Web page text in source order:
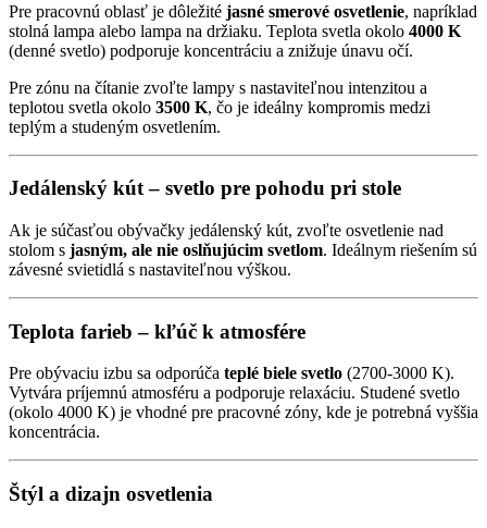
Pre pracovnú oblasť je dôležité jasné smerové osvetlenie, napríklad
stolná lampa alebo lampa na držiaku. Teplota svetla okolo 4000 K
(denné svetlo) podporuje koncentráciu a znižuje únavu očí.
Pre zónu na čítanie zvoľte lampy s nastaviteľnou intenzitou a
teplotou svetla okolo 3500 K, čo je ideálny kompromis medzi
teplým a studeným osvetlením.
Jedálenský kút – svetlo pre pohodu pri stole
Ak je súčasťou obývačky jedálenský kút, zvoľte osvetlenie nad
stolom s jasným, ale nie oslňujúcim svetlom. Ideálnym riešením sú
závesné svietidlá s nastaviteľnou výškou.
Teplota farieb – kľúč k atmosfére
Pre obývaciu izbu sa odporúča teplé biele svetlo (2700-3000 K).
Vytvára príjemnú atmosféru a podporuje relaxáciu. Studené svetlo
(okolo 4000 K) je vhodné pre pracovné zóny, kde je potrebná vyššia
koncentrácia.
Štýl a dizajn osvetlenia